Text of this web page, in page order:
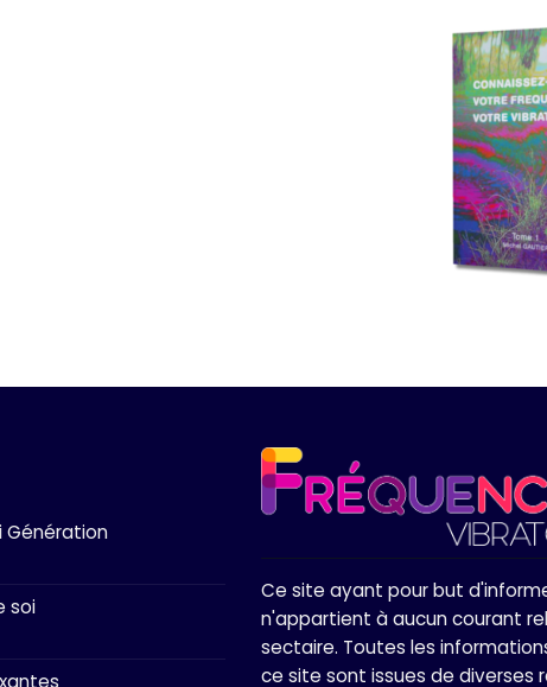
Génération
soi
Ce site ayant pour but
n'appartient à aucun courant
sectaire. Toutes les
ce site sont issues de diverses